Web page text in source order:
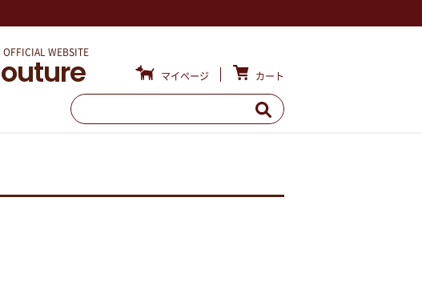
OFFICIAL WEBSITE
マイページ カート